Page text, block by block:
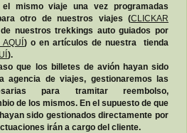
mismo viaje una vez programadas
otro de nuestros viajes (CLICKAR
nuestros trekkings auto guiados por
AQUÍ) o en artículos de nuestra tienda
).
que los billetes de avión hayan sido
agencia de viajes, gestionaremos las
para tramitar reembolso,
de los mismos. En el supuesto de que
sido gestionados directamente por
irán a cargo del cliente.